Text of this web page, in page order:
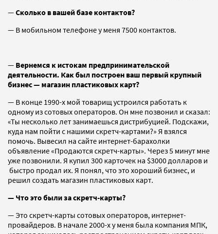
—Сколько в вашей базе контактов?
— В мобильном телефоне у меня 7500 контактов.
— Вернемся к истокам предпринимательской
деятельности. Как был построен ваш первый крупный
бизнес — магазин пластиковых карт?
— В конце 1990-х мой товарищ устроился работать к
одному из сотовых операторов. Он мне позвонил и сказал:
«Ты несколько лет занимаешься дистрибуцией. Подскажи,
куда нам пойти с нашими скретч-картами?» Я взялся
помочь. Вывесил на сайте интернет-барахолки
объявление «Продаются скретч-карты». Через 5 минут мне
уже позвонили. Я купил 300 карточек на $3000 долларов и
быстро продал их. Я понял, что это хороший бизнес, и
решил создать магазин пластиковых карт.
— Что это были за скретч-карты?
— Это скретч-карты сотовых операторов, интернет-
провайдеров. В начале 2000-х у меня была компания МПК,